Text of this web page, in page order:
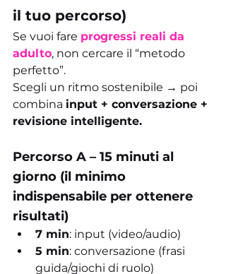
il tuo percorso)
Se vuoi fare progressi reali da
adulto, non cercare il “metodo
perfetto”.
Scegli un ritmo sostenibile → poi
combina input + conversazione +
revisione intelligente.
Percorso A – 15 minuti al
giorno (il minimo
indispensabile per ottenere
risultati)
7 min: input (video/audio)
5 min: conversazione (frasi
guida/giochi di ruolo)